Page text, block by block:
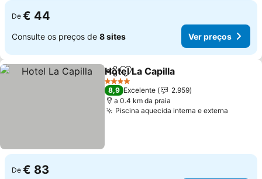
De € 44
Consulte os preços de 8 sites Ver preços
PartilharAdicionar aos favoritos
Hotel La Capilla
4 Estrelas
8,9 Excelente
2.959
a 0.4 km da praia
Piscina aquecida interna e externa
De € 83